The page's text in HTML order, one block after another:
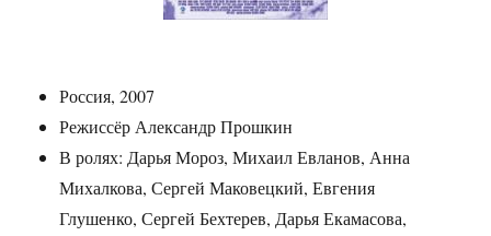
Россия, 2007
Режиссёр Александр Прошкин
В ролях: Дарья Мороз, Михаил Евланов, Анна
Михалкова, Сергей Маковецкий, Евгения
Глушенко, Сергей Бехтерев, Дарья Екамасова,